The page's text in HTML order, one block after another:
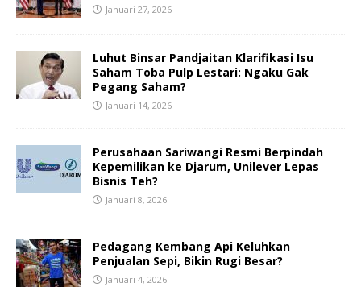
Januari 27, 2026
Luhut Binsar Pandjaitan Klarifikasi Isu
Saham Toba Pulp Lestari: Ngaku Gak
Pegang Saham?
Januari 14, 2026
Perusahaan Sariwangi Resmi Berpindah
Kepemilikan ke Djarum, Unilever Lepas
Bisnis Teh?
Januari 8, 2026
Pedagang Kembang Api Keluhkan
Penjualan Sepi, Bikin Rugi Besar?
Januari 4, 2026